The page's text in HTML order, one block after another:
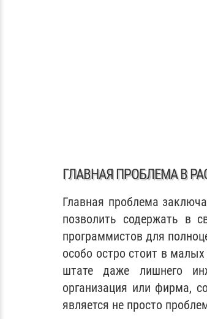
ГЛАВНАЯ ПРОБЛЕМА В
Главная проблема
позволить содержать в
программистов для
особо остро стоит в
штате даже лишнего
организация или фирма,
является не просто